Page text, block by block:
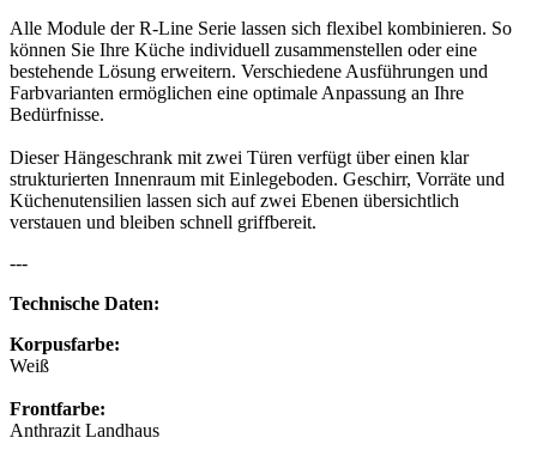
Alle Module der R-Line Serie lassen sich flexibel kombinieren. So
können Sie Ihre Küche individuell zusammenstellen oder eine
bestehende Lösung erweitern. Verschiedene Ausführungen und
Farbvarianten ermöglichen eine optimale Anpassung an Ihre
Bedürfnisse.
Dieser Hängeschrank mit zwei Türen verfügt über einen klar
strukturierten Innenraum mit Einlegeboden. Geschirr, Vorräte und
Küchenutensilien lassen sich auf zwei Ebenen übersichtlich
verstauen und bleiben schnell griffbereit.
---
Technische Daten:
Korpusfarbe:
Weiß
Frontfarbe:
Anthrazit Landhaus